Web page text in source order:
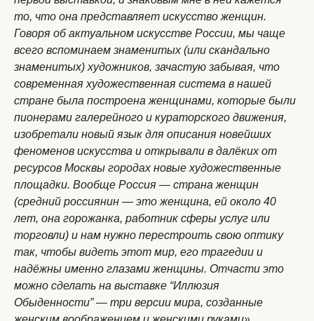
то, что она представляет искусство женщин.
Говоря об актуальном искусстве России, мы чаще
всего вспоминаем знаменитых (или скандально
знаменитых) художников, зачастую забывая, что
современная художественная система в нашей
стране была построена женщинами, которые были
пионерами галерейного и кураторского движения,
изобретали новый язык для описания новейших
феноменов искусства и открывали в далёких от
ресурсов Москвы городах новые художественные
площадки. Вообще Россия — страна женщин
(средний россиянин — это женщина, ей около 40
лет, она горожанка, работник сферы услуг или
торговли) и нам нужно перестроить свою оптику
так, чтобы видеть этот мир, его трагедии и
надёжны именно глазами женщины. Отчасти это
можно сделать на выставке “Иллюзия
Обыденности” — три версии мира, созданные